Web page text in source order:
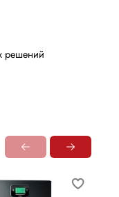
решений